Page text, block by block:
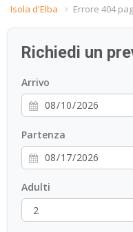
Isola d'Elba Errore 404
Richiedi un
Arrivo
Partenza
Adulti